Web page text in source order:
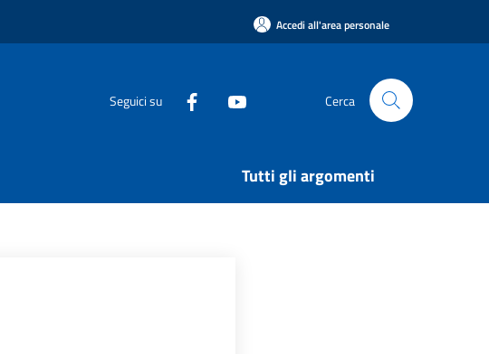
Accedi all'area personale
Seguici su Cerca
Tutti gli argomenti